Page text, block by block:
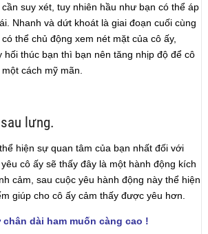
suy xét, tuy nhiên hầu như bạn có thể áp
Nhanh và dứt khoát là giai đoạn cuối cùng
thể chủ động xem nét mặt của cô ấy,
hối thúc bạn thì bạn nên tăng nhịp độ để cô
cách mỹ mãn.
lưng.
hiện sự quan tâm của bạn nhất đối với
cô ấy sẽ thấy đây là một hành động kích
cảm, sau cuộc yêu hành động này thể hiện
giúp cho cô ấy cảm thấy được yêu hơn.
chân dài ham muốn càng cao !